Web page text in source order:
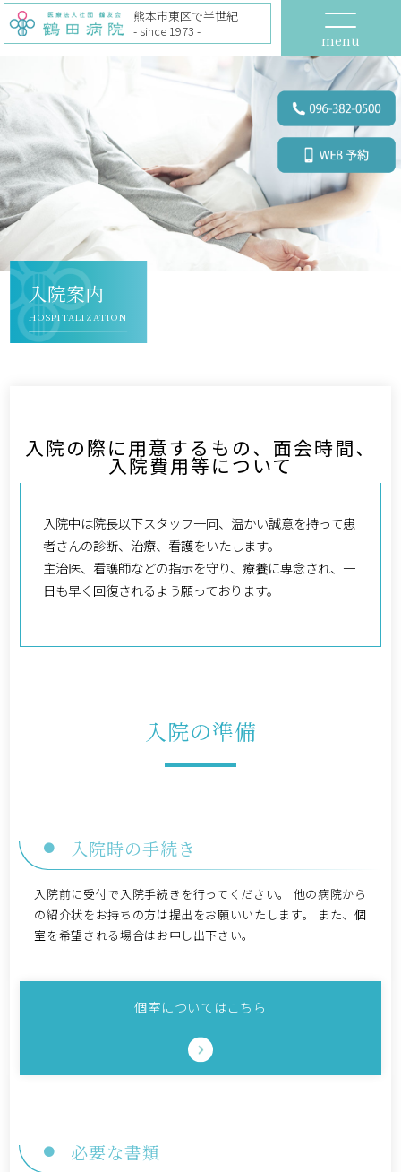
menu
熊本市東区で半世紀
- since 1973 -
入院案内
HOSPITALIZATION
入院の際に用意するもの、面会時間、
入院費用等について
入院中は院長以下スタッフ一同、温かい誠意を持って患
者さんの診断、治療、看護をいたします。
主治医、看護師などの指示を守り、療養に専念され、一
日も早く回復されるよう願っております。
入院の準備
入院時の手続き
入院前に受付で入院手続きを行ってください。 他の病院から
の紹介状をお持ちの方は提出をお願いいたします。 また、個
室を希望される場合はお申し出下さい。
個室についてはこちら
必要な書類